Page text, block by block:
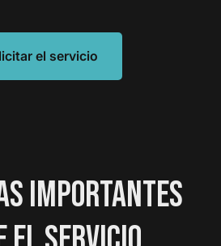
el servicio
IMPORTANTES